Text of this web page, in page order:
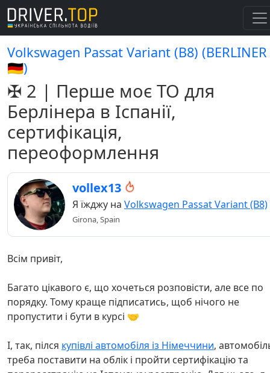
Volkswagen Passat Variant (B8) (BERLINER
🇩🇪)
✠ 2 | Перше моє ТО для
Берлінера в Іспанії,
сертифікація,
переоформлення
vollex13
Я їжджу на Volkswagen Passat Variant (B8)
Girona, Spain
Всім привіт,
Багато цікавого є, що хочеться розповісти, але все по
порядку. Тому краще підписатись, щоб нічого не
пропустити і бути в курсі 🤝
І, так, пілся купівлі автомобіля із Німеччини,
треба поставити на облік і пройти сертифікацію та